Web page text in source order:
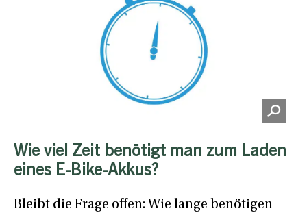
Wie viel Zeit benötigt man zum Laden
eines E-Bike-Akkus?
Bleibt die Frage offen: Wie lange benötigen